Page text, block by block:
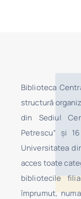
Biblioteca
structură
din Sediul
Petrescu” şi
Universitatea
acces toate
bibliotecile
împrumut,